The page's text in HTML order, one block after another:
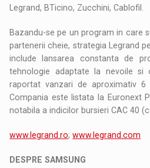
Legrand, BTicino, Zucchini, Cablofil.
Bazandu-se pe un program in care
partenerii cheie, strategia Legrand
include lansarea constanta de
tehnologie adaptate la nevoile si
raportat vanzari de aproximativ 6
Compania este listata la Euronext
notabila a indicilor bursieri CAC 40
www.legrand.ro;www.legrand.com
DESPRE SAMSUNG